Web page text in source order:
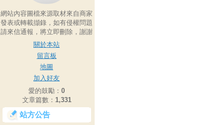
網站內容圖檔來源取材來自商家
發表或轉載擷錄，如有侵權問題
請來信通報，將立即刪除，謝謝
關於本站
留言板
地圖
加入好友
愛的鼓勵： 0
文章篇數： 1,331
站方公告